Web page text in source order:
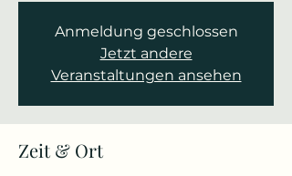
Anmeldung geschlossen
Jetzt andere
Veranstaltungen ansehen
Zeit & Ort